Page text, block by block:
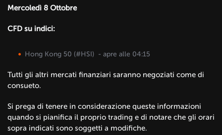
Mercoledì 8 Ottobre
CFD su indici:
Hong Kong 50 (#HSI) - apre alle 04:15
Tutti gli altri mercati finanziari saranno negoziati come di
consueto.
Si prega di tenere in considerazione queste informazioni
quando si pianifica il proprio trading e di notare che gli orari
sopra indicati sono soggetti a modifiche.